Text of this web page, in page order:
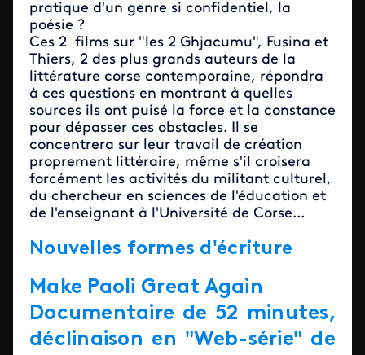
pratique d'un genre si confidentiel, la
poésie ?
Ces 2 films sur "les 2 Ghjacumu", Fusina et
Thiers, 2 des plus grands auteurs de la
littérature corse contemporaine, répondra
à ces questions en montrant à quelles
sources ils ont puisé la force et la constance
pour dépasser ces obstacles. Il se
concentrera sur leur travail de création
proprement littéraire, même s'il croisera
forcément les activités du militant culturel,
du chercheur en sciences de l'éducation et
de l'enseignant à l'Université de Corse...
Nouvelles formes d'écriture
Make Paoli Great Again
Documentaire de 52 minutes,
déclinaison en "Web-série" de